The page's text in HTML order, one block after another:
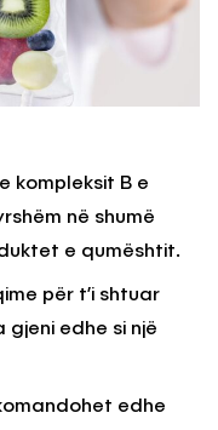
kompleksit B e
në shumë
e qumështit.
për t’i shtuar
edhe si një
edhe